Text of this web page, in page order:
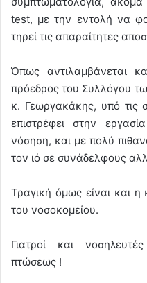
test, με την εντολή να
τηρεί τις απαραίτητες
Όπως αντιλαμβάνεται
πρόεδρος του Συλλόγου
κ. Γεωργακάκης, υπό τις
επιστρέφει στην
νόσηση, και με πολύ
τον ιό σε συνάδελφους
Τραγική όμως είναι και η
του νοσοκομείου.
Γιατροί και
πτώσεως !